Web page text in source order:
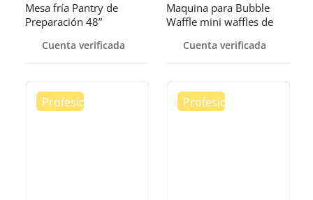
Mesa fría Pantry de
Preparación 48”
Cuenta verificada
Maquina para Bubble
Waffle mini waffles de
Cuenta verificada